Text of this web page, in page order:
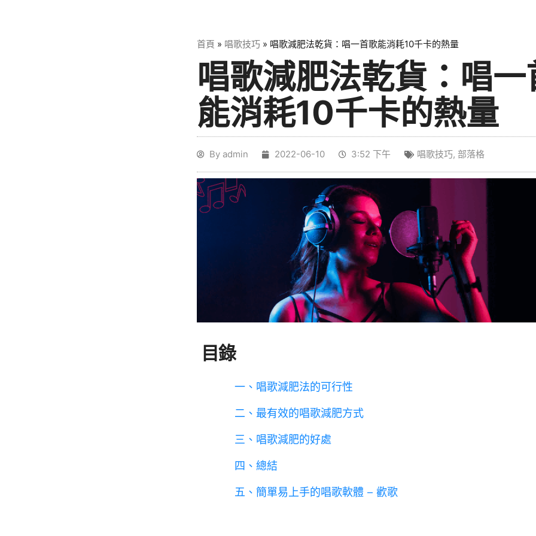
首頁 » 唱歌技巧» 唱歌減肥法乾貨：唱一首歌能消耗10千卡的熱量
唱歌減肥法乾貨：唱一
能消耗10千卡的熱量
Byadmin 2022-06-10 3:52 下午 唱歌技巧, 部落格
目錄
一、唱歌減肥法的可行性
二、最有效的唱歌減肥方式
三、唱歌減肥的好處
四、總結
五、簡單易上手的唱歌軟體 – 歡歌